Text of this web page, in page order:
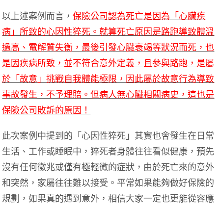
以上述案例而言，保險公司認為死亡是因為「心臟疾
病」所致的心因性猝死。就算死亡原因是路跑導致體溫
過高、電解質失衡，最後引發心臟衰竭等狀況而死，也
是因疾病所致，並不符合意外定義，且參與路跑，是屬
於「故意」挑戰自我體能極限，因此屬於故意行為導致
事故發生，不予理賠。但病人無心臟相關病史，這也是
保險公司敗訴的原因！
此次案例中提到的「心因性猝死」其實也會發生在日常
生活、工作或睡眠中，猝死者身體往往看似健康，預先
沒有任何徵兆或僅有極輕微的症狀，由於死亡來的意外
和突然，家屬往往難以接受。平常如果能夠做好保險的
規劃，如果真的遇到意外，相信大家一定也更能從容應